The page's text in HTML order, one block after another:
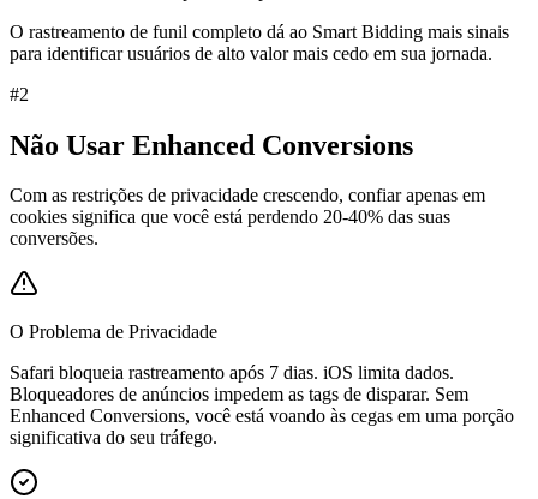
O rastreamento de funil completo dá ao Smart Bidding mais sinais
para identificar usuários de alto valor mais cedo em sua jornada.
#2
Não Usar Enhanced Conversions
Com as restrições de privacidade crescendo, confiar apenas em
cookies significa que você está perdendo 20-40% das suas
conversões.
O Problema de Privacidade
Safari bloqueia rastreamento após 7 dias. iOS limita dados.
Bloqueadores de anúncios impedem as tags de disparar. Sem
Enhanced Conversions, você está voando às cegas em uma porção
significativa do seu tráfego.